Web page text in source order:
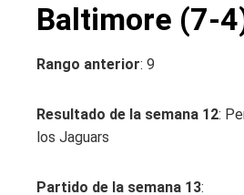
Baltimore (7-
Rango anterior: 9
Resultado de la semana 12:
los Jaguars
Partido de la semana 13: